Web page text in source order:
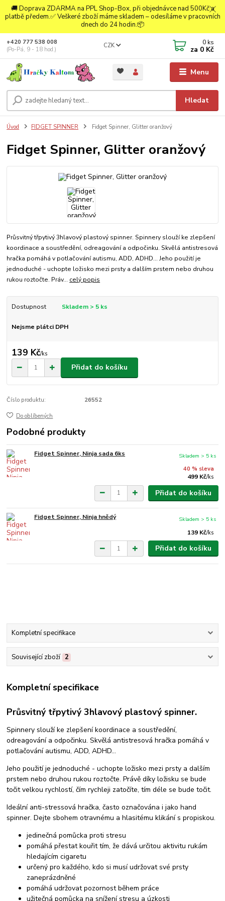
🚚 Doprava ZDARMA na PPL Shop-Box, při objednávce nad 500Kč a
platbě předem.✅ Veškeré zboží máme skladem – odesíláme v pracovních
dnech do 24 hodin.📦
Menu
CZK
Hledat
+420 777 538 008
(Po-Pá, 9 - 18 hod.)
0 ks
za 0 Kč
Úvod FIDGET SPINNER Fidget Spinner, Glitter oranžový
Fidget Spinner, Glitter oranžový
Průsvitný třpytivý 3hlavový plastový spinner. Spinnery slouží ke zlepšení
koordinace a soustředění, odreagování a odpočinku. Skvělá antistresová
hračka pomáhá v potlačování autismu, ADD, ADHD... Jeho použití je
jednoduché - uchopte ložisko mezi prsty a dalším prstem nebo druhou
rukou roztočte. Práv... celý popis
Dostupnost Skladem > 5 ks
Nejsme plátci DPH
139 Kč/ks
Přidat do košíku
Číslo produktu: 26552
Do oblíbených
Podobné produkty
Fidget Spinner, Ninja sada 6ks
40 % sleva
499 Kč/ks
Skladem > 5 ks
Přidat do košíku
Fidget Spinner, Ninja hnědý
139 Kč/ks
Skladem > 5 ks
Přidat do košíku
Kompletní specifikace
Související zboží 2
Kompletní specifikace
Průsvitný třpytivý 3hlavový plastový spinner.
Spinnery slouží ke zlepšení koordinace a soustředění,
odreagování a odpočinku. Skvělá antistresová hračka pomáhá v
potlačování autismu, ADD, ADHD...
Jeho použití je jednoduché - uchopte ložisko mezi prsty a dalším
prstem nebo druhou rukou roztočte. Právě díky ložisku se bude
točit velkou rychlostí, čím rychleji zatočíte, tím déle se bude točit.
Ideální anti-stressová hračka, často označována i jako hand
spinner. Dejte sbohem otravnému a hlasitému klikání s propiskou.
jedinečná pomůcka proti stresu
pomáhá přestat kouřit tím, že dává určitou aktivitu rukám
hledajícím cigaretu
určený pro každého, kdo si musí udržovat své prsty
zaneprázdněné
pomáhá udržovat pozornost během práce
užitečná pomůcka na snížení stresu a úzkosti